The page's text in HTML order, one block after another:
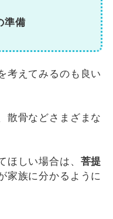
準備
考えてみるのも良い
散骨などさまざまな
ほしい場合は、 菩提
家族に分かるように